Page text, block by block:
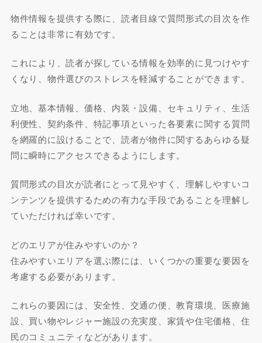
物件情報を提供する際に、読者目線で質問形式の目次を作
ることは非常に有効です。
これにより、読者が探している情報を効率的に見つけやす
くなり、物件選びのストレスを軽減することができます。
立地、基本情報、価格、内装・設備、セキュリティ、生活
利便性、契約条件、特記事項といった各要素に関する質問
を網羅的に設けることで、読者が物件に関するあらゆる疑
問に瞬時にアクセスできるようにします。
質問形式の目次が読者にとって見やすく、理解しやすいコ
ンテンツを提供するための有力な手段であることを理解し
ていただければ幸いです。
どのエリアが住みやすいのか？
住みやすいエリアを選ぶ際には、いくつかの重要な要因を
考慮する必要があります。
これらの要因には、安全性、交通の便、教育環境、医療施
設、買い物やレジャー施設の充実度、家賃や住宅価格、住
民のコミュニティなどがあります。